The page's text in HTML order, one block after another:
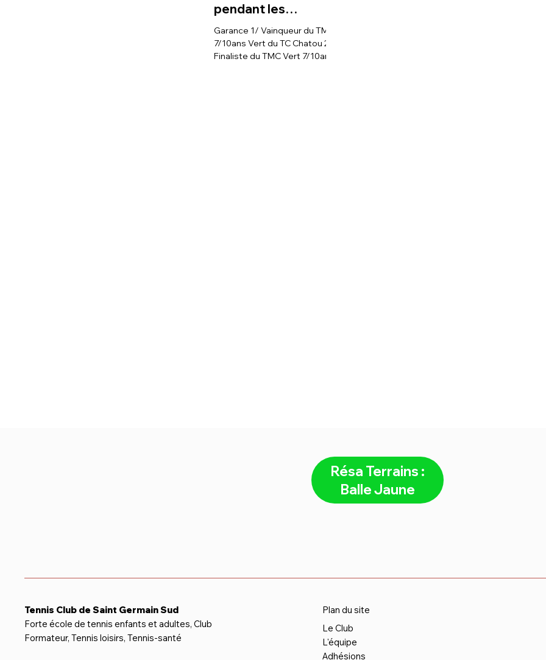
pendant les
vacances de
Printemps
Garance 1/ Vainqueur du TMC
7/10ans Vert du TC Chatou 2/
Finaliste du TMC Vert 7/10ans
Résa Terrains :
Balle Jaune
Tennis Club de Saint Germain Sud
Forte école de tennis enfants et adultes, Club
Formateur, Tennis loisirs, Tennis-santé
Plan du site
Le Club
L'équipe
Adhésions